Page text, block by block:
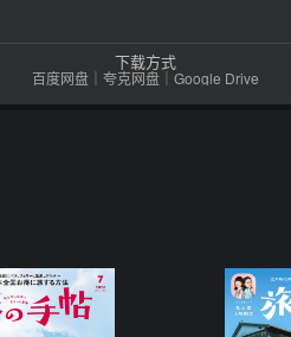
下载方式
百度网盘｜夸克网盘｜Google Drive